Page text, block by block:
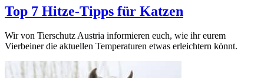
Top 7 Hitze-Tipps für Katzen
Wir von Tierschutz Austria informieren euch, wie ihr eurem
Vierbeiner die aktuellen Temperaturen etwas erleichtern könnt.